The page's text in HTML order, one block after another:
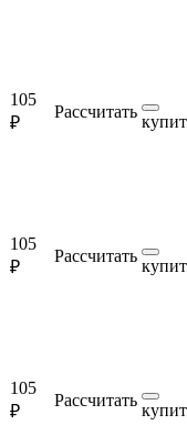
105
₽
Рассчитать
105
₽
Рассчитать
105
₽
Рассчитать